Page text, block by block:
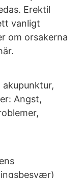
Erektil
vanligt
om orsakerna
Angst,